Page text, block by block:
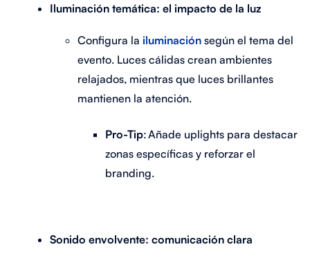
Iluminación temática: el impacto de la luz
Configura la iluminación según el tema del
evento. Luces cálidas crean ambientes
relajados, mientras que luces brillantes
mantienen la atención.
Pro-Tip: Añade uplights para destacar
zonas específicas y reforzar el
branding.
Sonido envolvente: comunicación clara